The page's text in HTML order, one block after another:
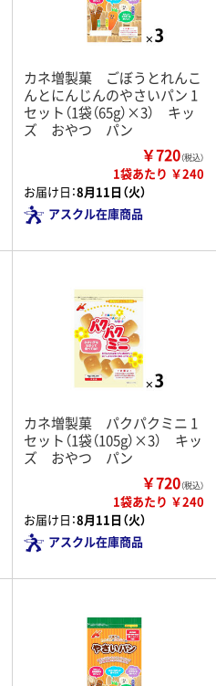
カネ増製菓 ごぼうとれんこ
んとにんじんのやさいパン 1
セット（1袋（65g）×3） キッ
ズ おやつ パン
￥720（税込）
1袋あたり ￥240
お届け日：8月11日（火）
アスクル在庫商品
カネ増製菓 パクパクミニ 1
セット（1袋（105g）×3） キッ
ズ おやつ パン
￥720（税込）
1袋あたり ￥240
お届け日：8月11日（火）
アスクル在庫商品